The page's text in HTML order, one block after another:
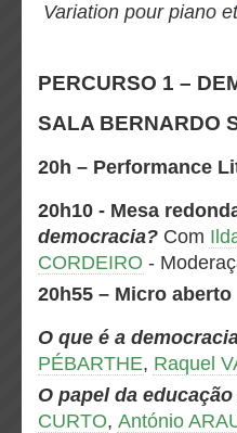
Variation pour piano
PERCURSO 1 –
SALA BERNARDO
20h – Performance
20h10 - Mesa
democracia? Com
CORDEIRO -
20h55 – Micro aberto
O que é a
PÉBARTHE, Raquel
O papel da
CURTO, António